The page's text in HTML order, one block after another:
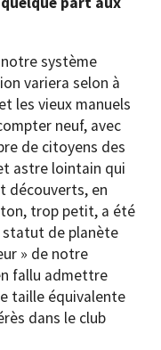
système
variera selon à
les vieux manuels
neuf, avec
de citoyens des
astre lointain qui
découverts, en
trop petit, a été
statut de planète
» de notre
fallu admettre
taille équivalente
dans le club